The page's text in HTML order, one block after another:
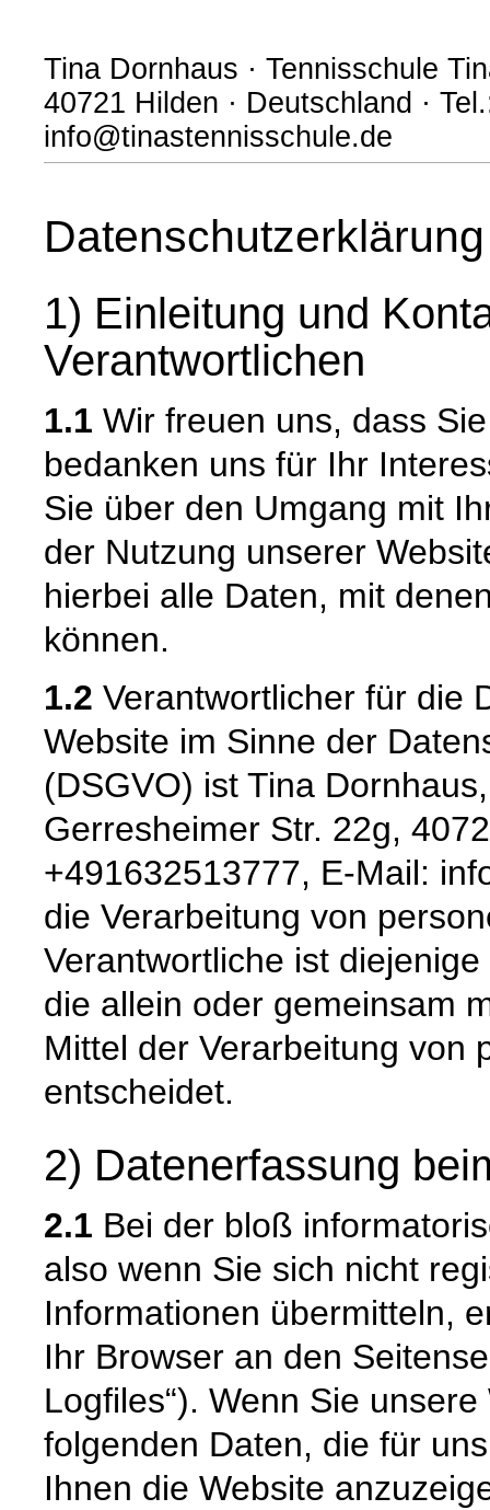
Tina Dornhaus · Tennisschule
40721 Hilden · Deutschland ·
info@tinastennisschule.de
Datenschutzerklärung
1) Einleitung und
Verantwortlichen
1.1 Wir freuen uns, dass
bedanken uns für Ihr
Sie über den Umgang mit
der Nutzung unserer
hierbei alle Daten, mit
können.
1.2 Verantwortlicher für die
Website im Sinne der
(DSGVO) ist Tina
Gerresheimer Str. 22g,
+491632513777, E-Mail:
die Verarbeitung von
Verantwortliche ist
die allein oder gemeinsam
Mittel der Verarbeitung von
entscheidet.
2) Datenerfassung
2.1 Bei der bloß
also wenn Sie sich nicht
Informationen übermitteln,
Ihr Browser an den
Logfiles“). Wenn Sie
folgenden Daten, die für
Ihnen die Website